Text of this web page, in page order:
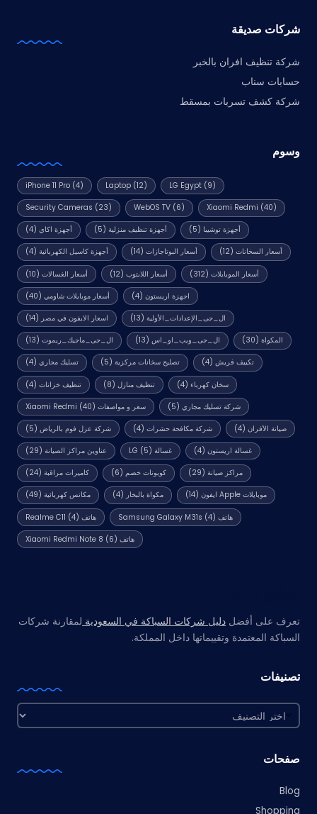
شركات صديقة
شركة تنظيف افران بالخبر
حسابات سناب
شركة كشف تسربات بمسقط
وسوم
iPhone 11 Pro (4) Laptop(12) LG Egypt(9)
Security Cameras (23) WebOS TV(6) Xiaomi Redmi (40)
أجهزة اكاي(4) أجهزة تنظيف منزلية (5) أجهزة توشيبا (5)
أجهزة كاسيل الكهربائية(4) أسعار البوتاجازات (14) أسعار السخانات (12)
أسعار الغسالات(10) أسعار اللابتوب (12) أسعار الموبايلات (312)
أسعار موبايلات شاومي(40) اجهزة اريستون (4)
اسعار الايفون في مصر (14) ال_جى_الإعدادات_الأولية (13)
ال_جى_ماجيك_ريموت(13) ال_جى_ويب_او_اس (13) المكواة (30)
تسليك مجاري(4) تصليح سخانات مركزية (5) تكييف فريش (4)
تنظيف خزانات(4) تنظيف منازل (8) سخان كهرباء (4)
سعر و مواصفات Xiaomi Redmi (40) شركة تسليك مجاري (5)
شركة عزل فوم بالرياض(5) شركة مكافحة حشرات (4) صيانة الأفران (4)
عناوين مراكز الصيانة(29) غسالة LG (5) غسالة اريستون (4)
كاميرات مراقبة(24) كوبونات خصم (6) مراكز صيانة (29)
مكانس كهربائية(49) مكواة بالبخار (4) موبايلات Apple ايفون (14)
هاتف Realme C11 (4) هاتف Samsung Galaxy M31s (4)
هاتف Xiaomi Redmi Note 8 (6)
تعرف على أفضل دليل شركات السباكة في السعودية لمقارنة شركات
السباكة المعتمدة وتقييماتها داخل المملكة.
تصنيفات
تصنيفات
صفحات
Blog
Shopping